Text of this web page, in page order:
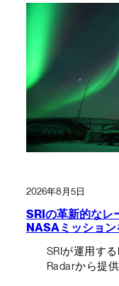
2026年8月5日
SRIの革新的なレ
NASAミッション
SRIが運用す
Radarから提